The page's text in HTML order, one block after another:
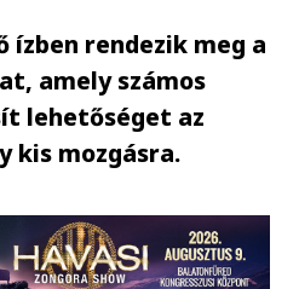
ízben rendezik meg a
amely számos
lehetőséget az
kis mozgásra.